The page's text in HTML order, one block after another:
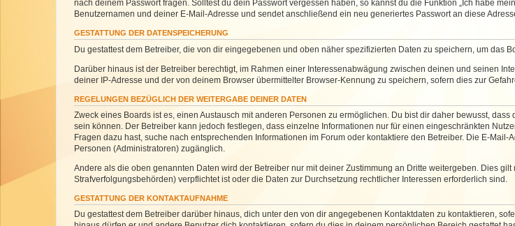
nach deinem Passwort fragen. Solltest du dein Passwort vergessen haben, so kannst du die Funktion „Ich habe
Benutzernamen und deiner E-Mail-Adresse und sendet anschließend ein neu generiertes Passwort an diese
GESTATTUNG DER DATENSPEICHERUNG
Du gestattest dem Betreiber, die von dir eingegebenen und oben näher spezifizierten Daten zu speichern, um das
Darüber hinaus ist der Betreiber berechtigt, im Rahmen einer Interessenabwägung zwischen deinen und seinen
deiner IP-Adresse und der von deinem Browser übermittelter Browser-Kennung zu speichern, sofern dies zur
REGELUNGEN BEZÜGLICH DER WEITERGABE DEINER DATEN
Zweck eines Boards ist es, einen Austausch mit anderen Personen zu ermöglichen. Du bist dir daher bewusst,
sein können. Der Betreiber kann jedoch festlegen, dass einzelne Informationen nur für einen eingeschränkten
Fragen dazu hast, suche nach entsprechenden Informationen im Forum oder kontaktiere den Betreiber. Die E-
Personen (Administratoren) zugänglich.
Andere als die oben genannten Daten wird der Betreiber nur mit deiner Zustimmung an Dritte weitergeben. Dies
Strafverfolgungsbehörden) verpflichtet ist oder die Daten zur Durchsetzung rechtlicher Interessen erforderlich sind.
GESTATTUNG DER KONTAKTAUFNAHME
Du gestattest dem Betreiber darüber hinaus, dich unter den von dir angegebenen Kontaktdaten zu kontaktieren,